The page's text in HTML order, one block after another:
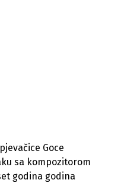
Goce
sa kompozitorom
godina godina